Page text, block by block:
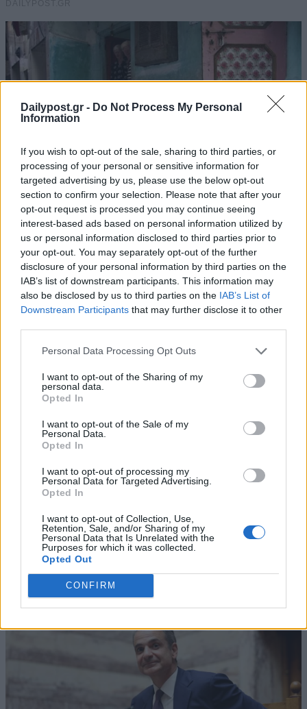
Dailypost.gr - Do Not Process My Personal
Information
If you wish to opt-out of the sale, sharing to third parties, or
processing of your personal or sensitive information for
targeted advertising by us, please use the below opt-out
section to confirm your selection. Please note that after your
opt-out request is processed you may continue seeing
interest-based ads based on personal information utilized by
us or personal information disclosed to third parties prior to
your opt-out. You may separately opt-out of the further
disclosure of your personal information by third parties on the
IAB’s list of downstream participants. This information may
also be disclosed by us to third parties on the IAB’s List of
Downstream Participants that may further disclose it to other
Personal Data Processing Opt Outs
I want to opt-out of the Sharing of my
personal data.
Opted In
I want to opt-out of the Sale of my
Personal Data.
Opted In
I want to opt-out of processing my
Personal Data for Targeted Advertising.
Opted In
I want to opt-out of Collection, Use,
Retention, Sale, and/or Sharing of my
Personal Data that Is Unrelated with the
Purposes for which it was collected.
Opted Out
CONFIRM